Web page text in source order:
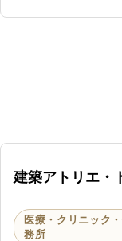
建築アトリエ・
医療・クリニック
務所